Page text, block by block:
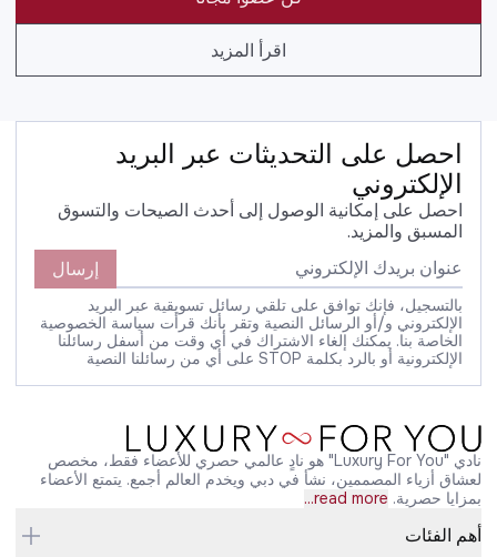
اقرأ المزيد
احصل على التحديثات عبر البريد
الإلكتروني
احصل على إمكانية الوصول إلى أحدث الصيحات والتسوق
المسبق والمزيد.
إرسال
بالتسجيل، فإنك توافق على تلقي رسائل تسويقية عبر البريد
الإلكتروني و/أو الرسائل النصية وتقر بأنك قرأت سياسة الخصوصية
الخاصة بنا. يمكنك إلغاء الاشتراك في أي وقت من أسفل رسائلنا
الإلكترونية أو بالرد بكلمة STOP على أي من رسائلنا النصية
نادي "Luxury For You" هو نادٍ عالمي حصري للأعضاء فقط، مخصص
لعشاق أزياء المصممين، نشأ في دبي ويخدم العالم أجمع. يتمتع الأعضاء
بمزايا حصرية. read more...
أهم الفئات